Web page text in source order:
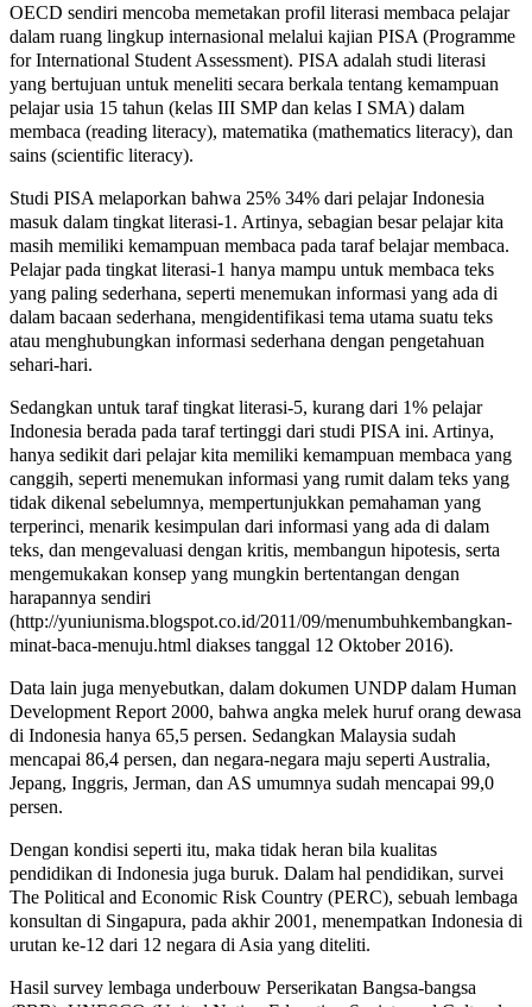
OECD sendiri mencoba memetakan profil literasi membaca pelajar
dalam ruang lingkup internasional melalui kajian PISA (Programme
for International Student Assessment). PISA adalah studi literasi
yang bertujuan untuk meneliti secara berkala tentang kemampuan
pelajar usia 15 tahun (kelas III SMP dan kelas I SMA) dalam
membaca (reading literacy), matematika (mathematics literacy), dan
sains (scientific literacy).
Studi PISA melaporkan bahwa 25% 34% dari pelajar Indonesia
masuk dalam tingkat literasi-1. Artinya, sebagian besar pelajar kita
masih memiliki kemampuan membaca pada taraf belajar membaca.
Pelajar pada tingkat literasi-1 hanya mampu untuk membaca teks
yang paling sederhana, seperti menemukan informasi yang ada di
dalam bacaan sederhana, mengidentifikasi tema utama suatu teks
atau menghubungkan informasi sederhana dengan pengetahuan
sehari-hari.
Sedangkan untuk taraf tingkat literasi-5, kurang dari 1% pelajar
Indonesia berada pada taraf tertinggi dari studi PISA ini. Artinya,
hanya sedikit dari pelajar kita memiliki kemampuan membaca yang
canggih, seperti menemukan informasi yang rumit dalam teks yang
tidak dikenal sebelumnya, mempertunjukkan pemahaman yang
terperinci, menarik kesimpulan dari informasi yang ada di dalam
teks, dan mengevaluasi dengan kritis, membangun hipotesis, serta
mengemukakan konsep yang mungkin bertentangan dengan
harapannya sendiri
(http://yuniunisma.blogspot.co.id/2011/09/menumbuhkembangkan-
minat-baca-menuju.html diakses tanggal 12 Oktober 2016).
Data lain juga menyebutkan, dalam dokumen UNDP dalam Human
Development Report 2000, bahwa angka melek huruf orang dewasa
di Indonesia hanya 65,5 persen. Sedangkan Malaysia sudah
mencapai 86,4 persen, dan negara-negara maju seperti Australia,
Jepang, Inggris, Jerman, dan AS umumnya sudah mencapai 99,0
persen.
Dengan kondisi seperti itu, maka tidak heran bila kualitas
pendidikan di Indonesia juga buruk. Dalam hal pendidikan, survei
The Political and Economic Risk Country (PERC), sebuah lembaga
konsultan di Singapura, pada akhir 2001, menempatkan Indonesia di
urutan ke-12 dari 12 negara di Asia yang diteliti.
Hasil survey lembaga underbouw Perserikatan Bangsa-bangsa